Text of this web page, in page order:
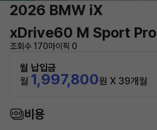
2026 BMW iX
xDrive60 M Sport Pro
조회수 170마이픽 0
월 납입금
월 1,997,800원 X 39개월
비용